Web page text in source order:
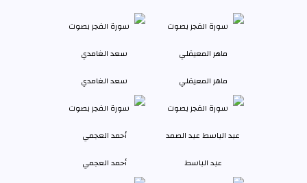
ماهر المعيقلي سعد الغامدي
عبد الباسط أحمد العجمي